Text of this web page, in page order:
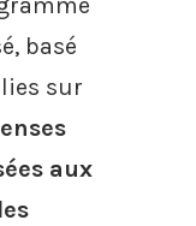
basé
sur
aux